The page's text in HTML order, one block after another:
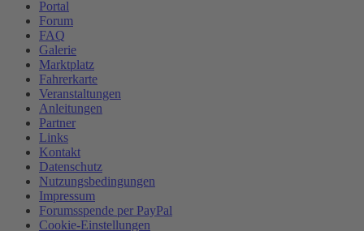
Portal
Forum
FAQ
Galerie
Marktplatz
Fahrerkarte
Veranstaltungen
Anleitungen
Partner
Links
Kontakt
Datenschutz
Nutzungsbedingungen
Impressum
Forumsspende per PayPal
Cookie-Einstellungen